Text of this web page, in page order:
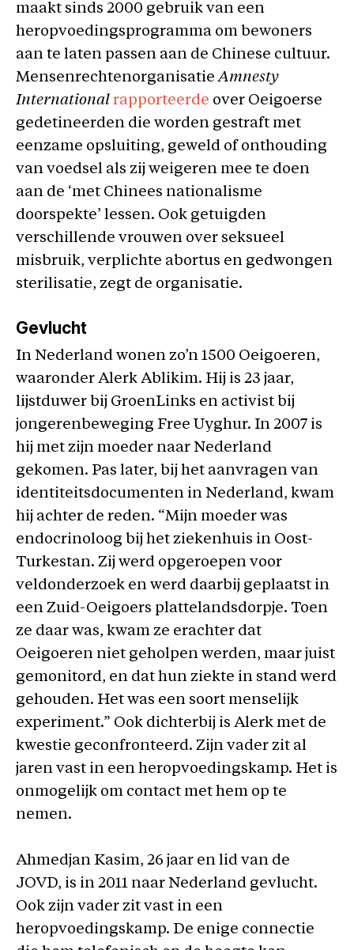
maakt sinds 2000 gebruik van een
heropvoedingsprogramma om bewoners
aan te laten passen aan de Chinese cultuur.
Mensenrechtenorganisatie Amnesty
International rapporteerde over Oeigoerse
gedetineerden die worden gestraft met
eenzame opsluiting, geweld of onthouding
van voedsel als zij weigeren mee te doen
aan de ‘met Chinees nationalisme
doorspekte’ lessen. Ook getuigden
verschillende vrouwen over seksueel
misbruik, verplichte abortus en gedwongen
sterilisatie, zegt de organisatie.
Gevlucht
In Nederland wonen zo’n 1500 Oeigoeren,
waaronder Alerk Ablikim. Hij is 23 jaar,
lijstduwer bij GroenLinks en activist bij
jongerenbeweging Free Uyghur. In 2007 is
hij met zijn moeder naar Nederland
gekomen. Pas later, bij het aanvragen van
identiteitsdocumenten in Nederland, kwam
hij achter de reden. “Mijn moeder was
endocrinoloog bij het ziekenhuis in Oost-
Turkestan. Zij werd opgeroepen voor
veldonderzoek en werd daarbij geplaatst in
een Zuid-Oeigoers plattelandsdorpje. Toen
ze daar was, kwam ze erachter dat
Oeigoeren niet geholpen werden, maar juist
gemonitord, en dat hun ziekte in stand werd
gehouden. Het was een soort menselijk
experiment.” Ook dichterbij is Alerk met de
kwestie geconfronteerd. Zijn vader zit al
jaren vast in een heropvoedingskamp. Het is
onmogelijk om contact met hem op te
nemen.
Ahmedjan Kasim, 26 jaar en lid van de
JOVD, is in 2011 naar Nederland gevlucht.
Ook zijn vader zit vast in een
heropvoedingskamp. De enige connectie